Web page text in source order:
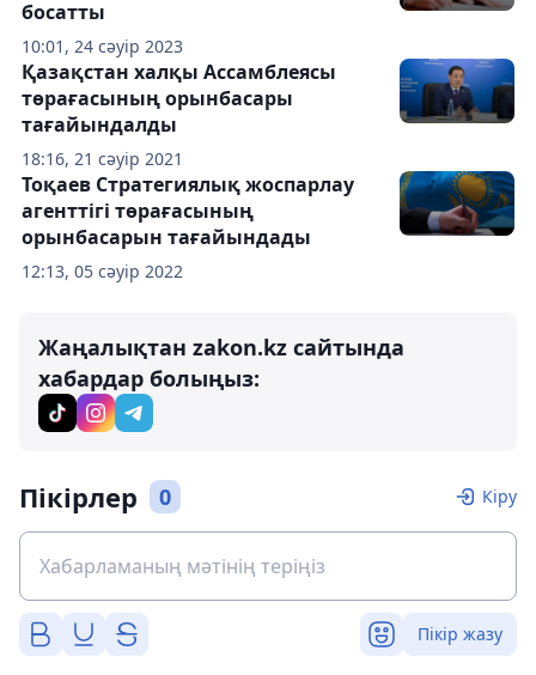
10:01, 24 сәуір 2023
босатты
18:16, 21 сәуір 2021
Қазақстан халқы Ассамблеясы
төрағасының орынбасары
тағайындалды
12:13, 05 сәуір 2022
Тоқаев Стратегиялық жоспарлау
агенттігі төрағасының
орынбасарын тағайындады
Жаңалықтан zakon.kz сайтында
хабардар болыңыз:
Пікірлер 0 Кіру
Пікір жазу